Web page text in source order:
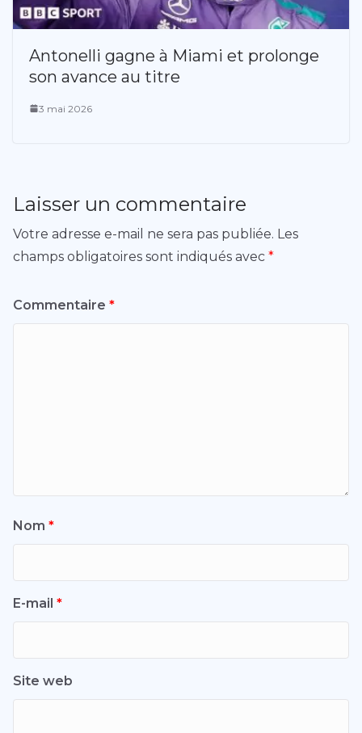
Antonelli gagne à Miami et prolonge
son avance au titre
3 mai 2026
Laisser un commentaire
Votre adresse e-mail ne sera pas publiée. Les
champs obligatoires sont indiqués avec *
Commentaire *
Nom *
E-mail *
Site web